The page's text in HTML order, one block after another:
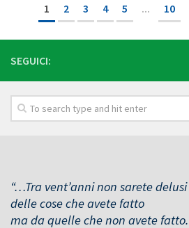
1 2 3 4 5 ... 10
SEGUICI:
“…Tra vent’anni non sarete delusi
delle cose che avete fatto
ma da quelle che non avete fatto.